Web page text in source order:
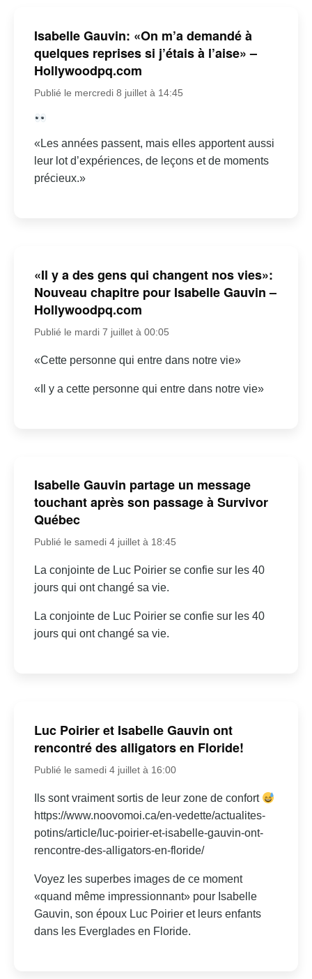
Isabelle Gauvin: «On m’a demandé à
quelques reprises si j’étais à l’aise» –
Hollywoodpq.com
Publié le mercredi 8 juillet à 14:45
«Les années passent, mais elles apportent aussi
leur lot d’expériences, de leçons et de moments
précieux.»
«Il y a des gens qui changent nos vies»:
Nouveau chapitre pour Isabelle Gauvin –
Hollywoodpq.com
Publié le mardi 7 juillet à 00:05
«Cette personne qui entre dans notre vie»
«Il y a cette personne qui entre dans notre vie»
Isabelle Gauvin partage un message
touchant après son passage à Survivor
Québec
Publié le samedi 4 juillet à 18:45
La conjointe de Luc Poirier se confie sur les 40
jours qui ont changé sa vie.
La conjointe de Luc Poirier se confie sur les 40
jours qui ont changé sa vie.
Luc Poirier et Isabelle Gauvin ont
rencontré des alligators en Floride!
Publié le samedi 4 juillet à 16:00
Ils sont vraiment sortis de leur zone de confort
https://www.noovomoi.ca/en-vedette/actualites-
potins/article/luc-poirier-et-isabelle-gauvin-ont-
rencontre-des-alligators-en-floride/
Voyez les superbes images de ce moment
«quand même impressionnant» pour Isabelle
Gauvin, son époux Luc Poirier et leurs enfants
dans les Everglades en Floride.